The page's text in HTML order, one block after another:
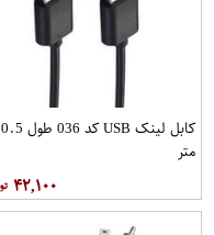
کابل لینک USB کد 036 طول 0.5
متر
۴۲,۱۰۰